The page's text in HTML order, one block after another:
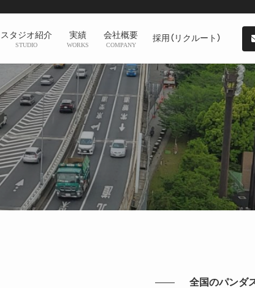
スタジオ紹介
STUDIO
実績
WORKS
会社概要
COMPANY
採用（リクルート）
全国のパンダ